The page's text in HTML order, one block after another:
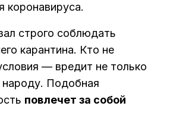
коронавируса.
строго соблюдать
карантина. Кто не
— вредит не только
народу. Подобная
повлечет за собой